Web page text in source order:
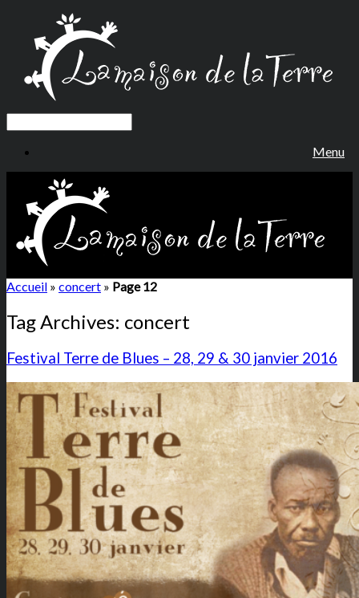
Menu
Accueil » concert » Page 12
Tag Archives: concert
Festival Terre de Blues – 28, 29 & 30 janvier 2016